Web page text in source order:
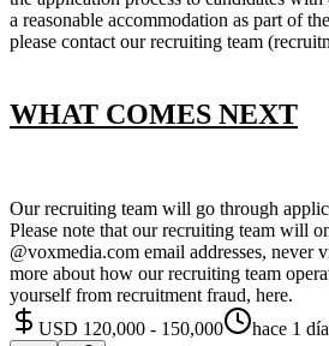
a reasonable accommodation as part of
please contact our recruiting team
WHAT COMES NEXT
Our recruiting team will go through
Please note that our recruiting team will
@voxmedia.com email addresses, never
more about how our recruiting team
yourself from recruitment fraud, here.
USD 120,000 - 150,000
hace 1 día